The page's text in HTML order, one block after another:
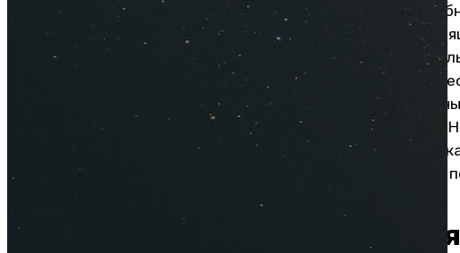
Стокгольм — город,
путешественников,
недорого поесть в
это, конечно же, всем
примерно одинаковые
несвежая картошка фри?
аутентичных
места, где можно дешево
Китайские и